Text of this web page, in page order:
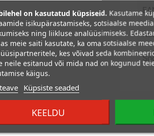
on kasutatud küpsiseid. Kasutame
isikupärastamiseks, sotsiaalse
ning liikluse analüüsimiseks.
meie saiti kasutate, ka oma sotsiaalse
kes võivad seda
neile esitanud või mida nad on kogunud
käigus.
Küpsiste seaded
KEELDU